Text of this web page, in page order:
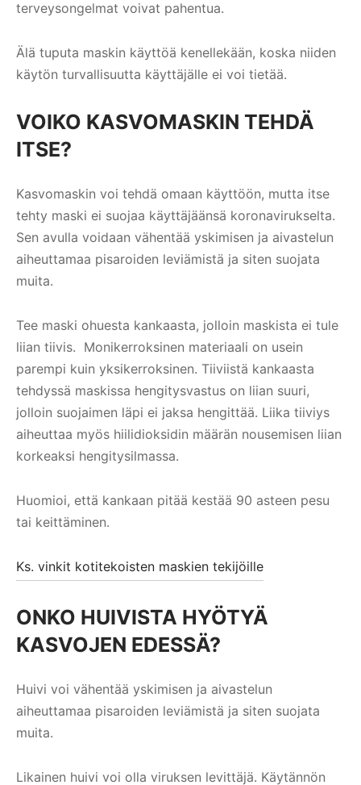
terveysongelmat voivat pahentua.
Älä tuputa maskin käyttöä kenellekään, koska niiden
käytön turvallisuutta käyttäjälle ei voi tietää.
VOIKO KASVOMASKIN TEHDÄ
ITSE?
Kasvomaskin voi tehdä omaan käyttöön, mutta itse
tehty maski ei suojaa käyttäjäänsä koronavirukselta.
Sen avulla voidaan vähentää yskimisen ja aivastelun
aiheuttamaa pisaroiden leviämistä ja siten suojata
muita.
Tee maski ohuesta kankaasta, jolloin maskista ei tule
liian tiivis. Monikerroksinen materiaali on usein
parempi kuin yksikerroksinen. Tiiviistä kankaasta
tehdyssä maskissa hengitysvastus on liian suuri,
jolloin suojaimen läpi ei jaksa hengittää. Liika tiiviys
aiheuttaa myös hiilidioksidin määrän nousemisen liian
korkeaksi hengitysilmassa.
Huomioi, että kankaan pitää kestää 90 asteen pesu
tai keittäminen.
Ks. vinkit kotitekoisten maskien tekijöille
ONKO HUIVISTA HYÖTYÄ
KASVOJEN EDESSÄ?
Huivi voi vähentää yskimisen ja aivastelun
aiheuttamaa pisaroiden leviämistä ja siten suojata
muita.
Likainen huivi voi olla viruksen levittäjä. Käytännön